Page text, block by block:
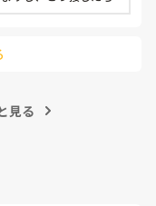
んでいるケースがと
い？」と具体的に声
る」などルール化し
よ。一人で抱え込ま
見る